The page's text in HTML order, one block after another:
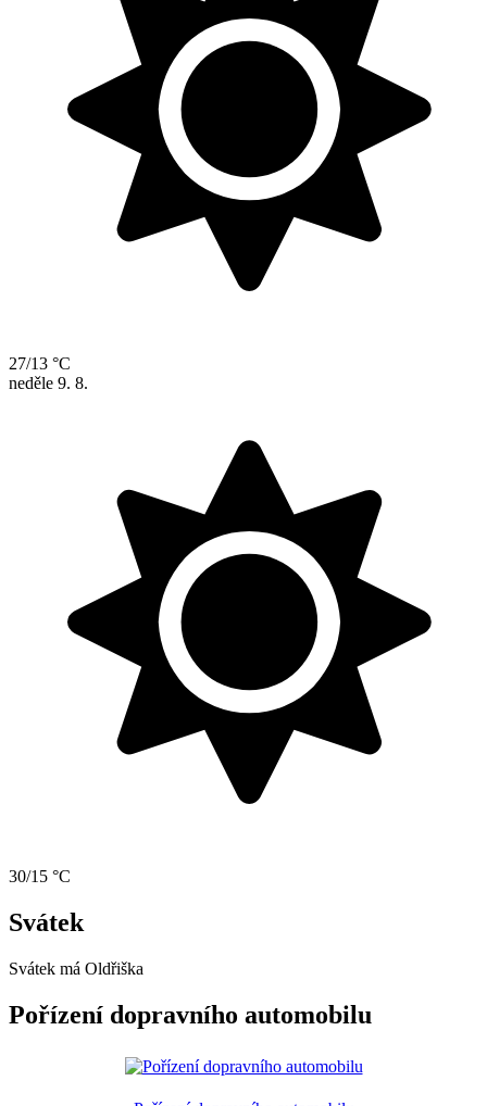
27/13 °C
neděle 9. 8.
30/15 °C
Svátek
Svátek má Oldřiška
Pořízení dopravního automobilu